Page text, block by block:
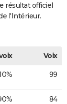
résultat officiel
l'Intérieur.
Voix
99
84